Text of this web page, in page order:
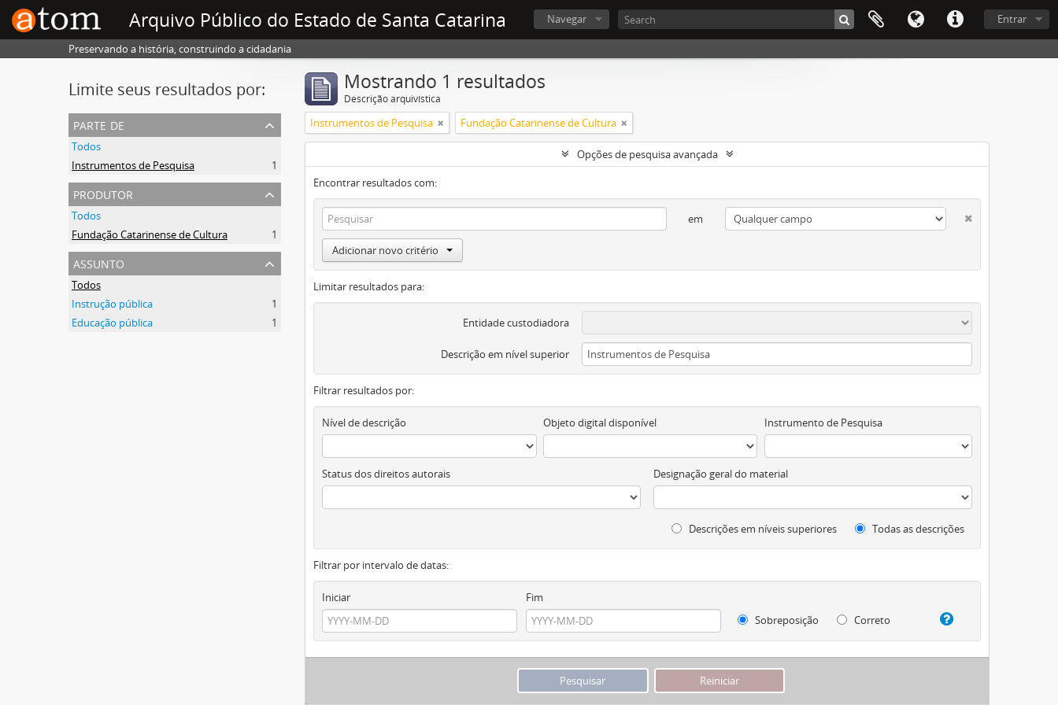
Arquivo Público do Estado de Santa Catarina Entrar
Navegar
Preservando a história, construindo a cidadania
Limite seus resultados por:
parte de
Todos
Instrumentos de Pesquisa
1
produtor
Todos
Fundação Catarinense de Cultura
1
assunto
Todos
Instrução pública
1
Educação pública
1
Mostrando 1 resultados
Descrição arquivística
Instrumentos de Pesquisa Fundação Catarinense de Cultura
Opções de pesquisa avançada
Encontrar resultados com:
em
Adicionar novo critério
Limitar resultados para:
Entidade custodiadora
Descrição em nível superior
Filtrar resultados por:
Nível de descrição Objeto digital disponível Instrumento de Pesquisa
Status dos direitos autorais Designação geral do material
Descrições em níveis superiores Todas as descrições
Filtrar por intervalo de datas:
Iniciar
Fim
Sobreposição
Correto